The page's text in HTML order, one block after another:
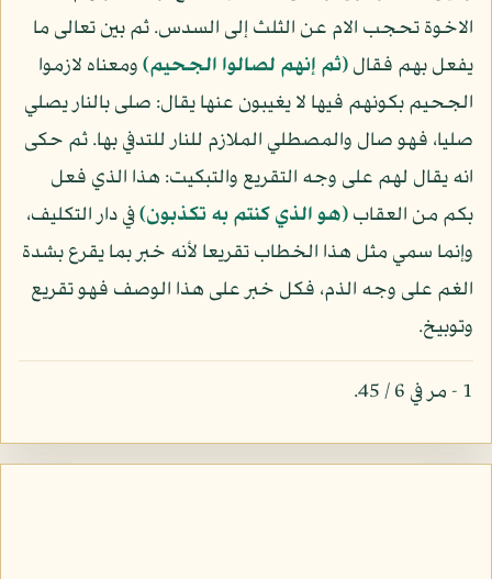
الاخوة تحجب الام عن الثلث إلى السدس. ثم بين تعالى ما
يفعل بهم فقال(ثم إنهم لصالوا الجحيم)ومعناه لازموا
الجحيم بكونهم فيها لا يغيبون عنها يقال: صلى بالنار يصلي
صليا، فهو صال والمصطلي الملازم للنار للتدفي بها. ثم حكى
انه يقال لهم على وجه التقريع والتبكيت: هذا الذي فعل
بكم من العقاب(هو الذي كنتم به تكذبون)في دار التكليف،
وإنما سمي مثل هذا الخطاب تقريعا لأنه خبر بما يقرع بشدة
الغم على وجه الذم، فكل خبر على هذا الوصف فهو تقريع
وتوبيخ.
1 - مر في 6 / 45.